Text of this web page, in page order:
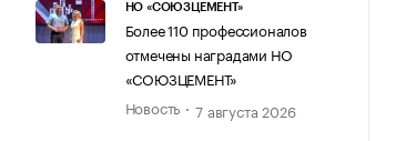
НО «СОЮЗЦЕМЕНТ»
Более 110 профессионалов
отмечены наградами НО
«СОЮЗЦЕМЕНТ»
Новость
7 августа 2026